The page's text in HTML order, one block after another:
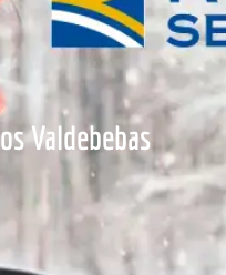
Valdebebas